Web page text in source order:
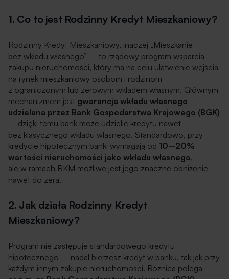
1. Co to jest Rodzinny Kredyt Mieszkaniowy?
Rodzinny Kredyt Mieszkaniowy, inaczej „Mieszkanie
bez wkładu własnego” – to rządowy program wsparcia
zakupu nieruchomości, który ma na celu ułatwienie wejścia
na rynek mieszkaniowy osobom i rodzinom
z ograniczonym lub zerowym wkładem własnym. Głównym
mechanizmem jest gwarancja wkładu własnego
udzielana przez Bank Gospodarstwa Krajowego (BGK)
– dzięki temu bank może udzielić kredytu nawet
bez klasycznego wkładu własnego. Standardowo, przy
kredycie hipotecznym banki wymagają od 10–20%
wartości nieruchomości jako wkładu własnego,
ale w ramach RKM możliwe jest jego znaczne obniżenie –
nawet do zera.
2. Jak działa Rodzinny Kredyt
Mieszkaniowy?
Program nie zastępuje standardowego kredytu
hipotecznego – nadal bierzesz kredyt w banku, tak jak przy
każdym innym zakupie nieruchomości. Różnica polega